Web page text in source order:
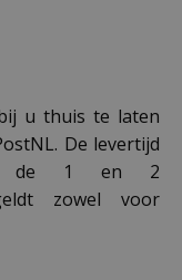
u thuis te laten
De levertijd
de 1 en 2
zowel voor